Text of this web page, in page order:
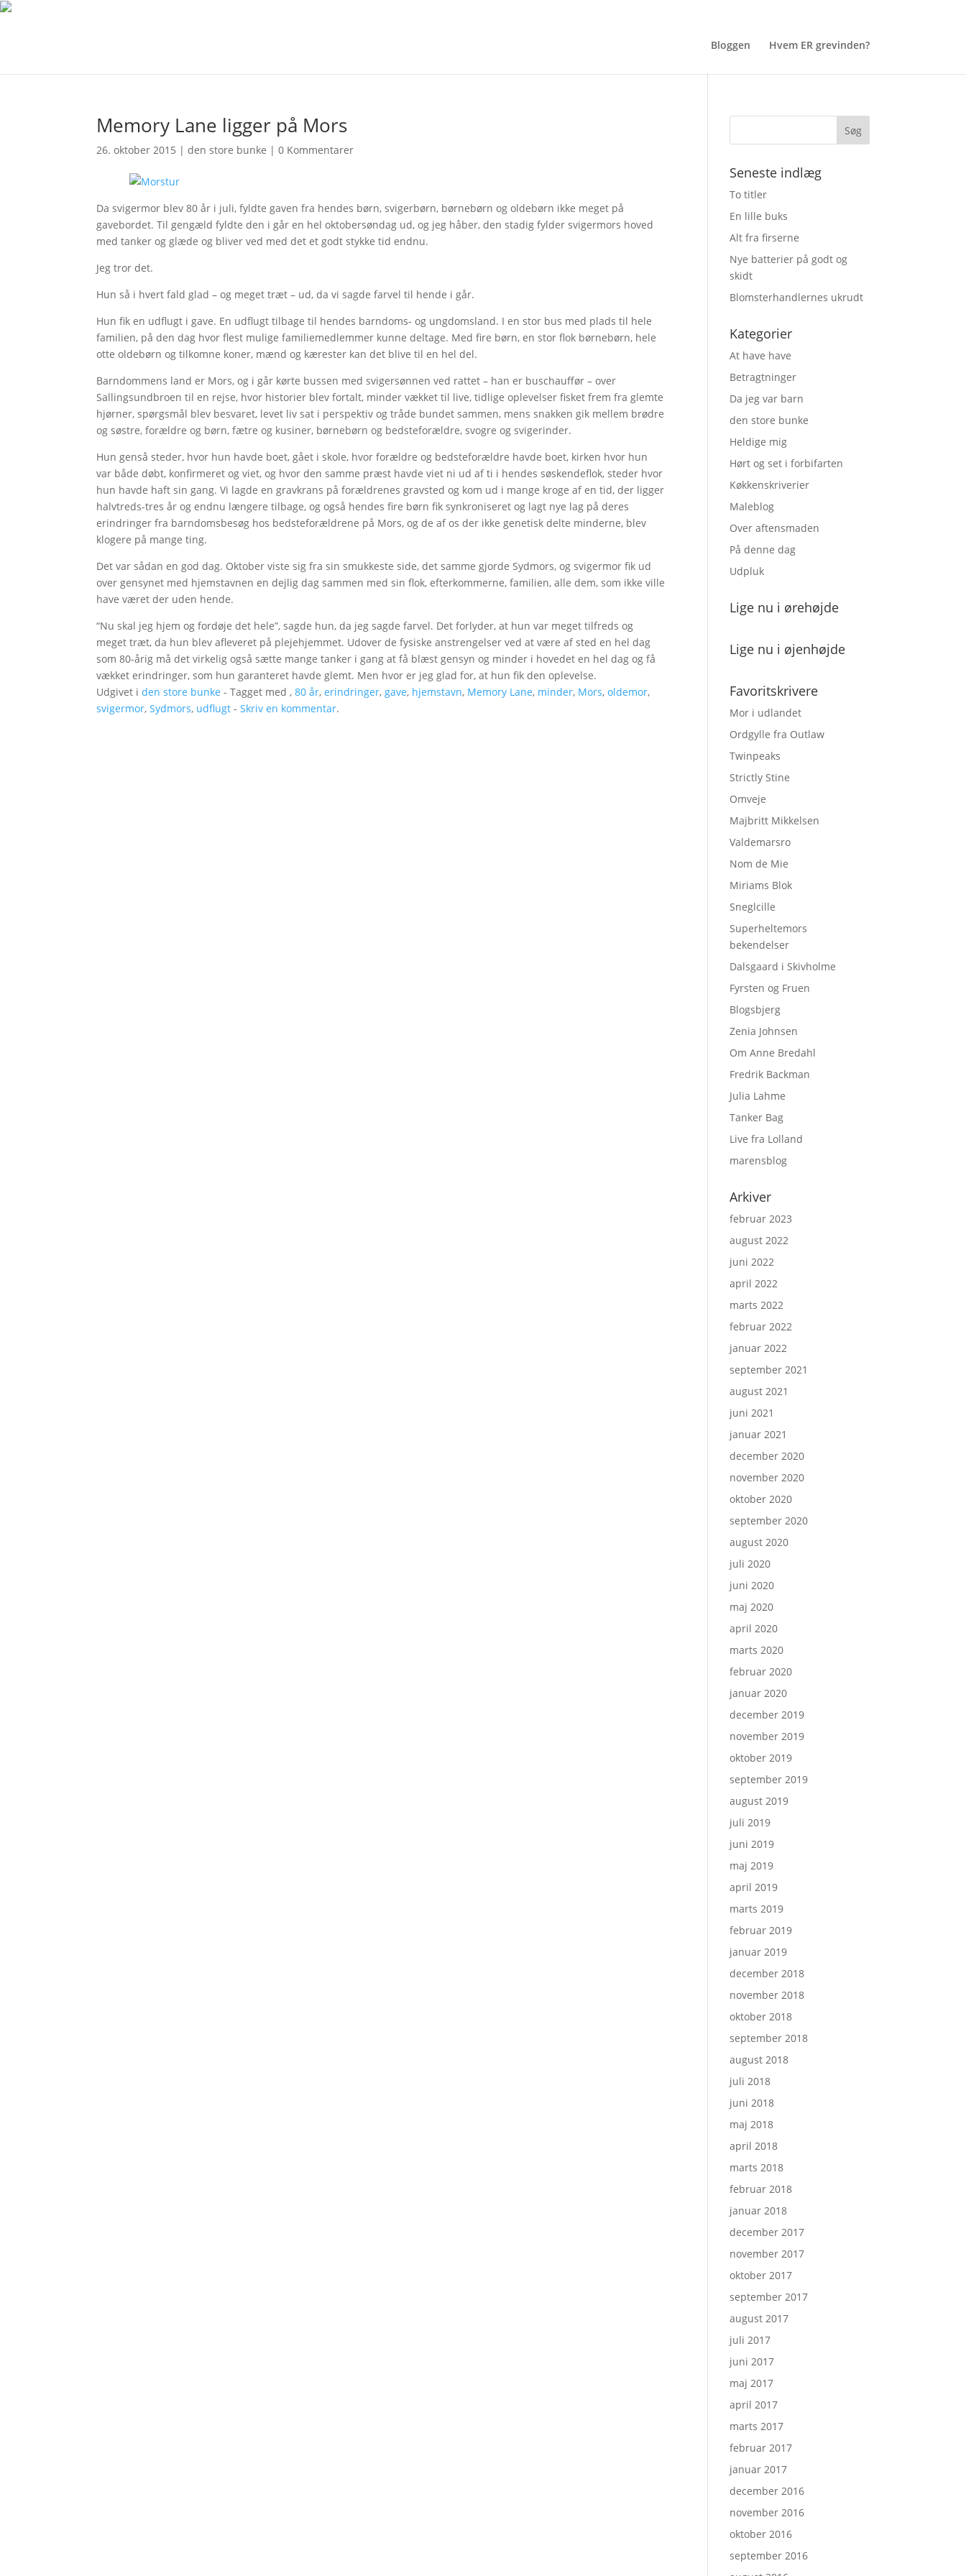
Bloggen Hvem ER grevinden?
Memory Lane ligger på Mors
26. oktober 2015 |den store bunke |0 Kommentarer
Da svigermor blev 80 år i juli, fyldte gaven fra hendes børn, svigerbørn, børnebørn og oldebørn ikke meget på
gavebordet. Til gengæld fyldte den i går en hel oktobersøndag ud, og jeg håber, den stadig fylder svigermors hoved
med tanker og glæde og bliver ved med det et godt stykke tid endnu.
Jeg tror det.
Hun så i hvert fald glad – og meget træt – ud, da vi sagde farvel til hende i går.
Hun fik en udflugt i gave. En udflugt tilbage til hendes barndoms- og ungdomsland. I en stor bus med plads til hele
familien, på den dag hvor flest mulige familiemedlemmer kunne deltage. Med fire børn, en stor flok børnebørn, hele
otte oldebørn og tilkomne koner, mænd og kærester kan det blive til en hel del.
Barndommens land er Mors, og i går kørte bussen med svigersønnen ved rattet – han er buschauffør – over
Sallingsundbroen til en rejse, hvor historier blev fortalt, minder vækket til live, tidlige oplevelser fisket frem fra glemte
hjørner, spørgsmål blev besvaret, levet liv sat i perspektiv og tråde bundet sammen, mens snakken gik mellem brødre
og søstre, forældre og børn, fætre og kusiner, børnebørn og bedsteforældre, svogre og svigerinder.
Hun genså steder, hvor hun havde boet, gået i skole, hvor forældre og bedsteforældre havde boet, kirken hvor hun
var både døbt, konfirmeret og viet, og hvor den samme præst havde viet ni ud af ti i hendes søskendeflok, steder hvor
hun havde haft sin gang. Vi lagde en gravkrans på forældrenes gravsted og kom ud i mange kroge af en tid, der ligger
halvtreds-tres år og endnu længere tilbage, og også hendes fire børn fik synkroniseret og lagt nye lag på deres
erindringer fra barndomsbesøg hos bedsteforældrene på Mors, og de af os der ikke genetisk delte minderne, blev
klogere på mange ting.
Det var sådan en god dag. Oktober viste sig fra sin smukkeste side, det samme gjorde Sydmors, og svigermor fik ud
over gensynet med hjemstavnen en dejlig dag sammen med sin flok, efterkommerne, familien, alle dem, som ikke ville
have været der uden hende.
“Nu skal jeg hjem og fordøje det hele”, sagde hun, da jeg sagde farvel. Det forlyder, at hun var meget tilfreds og
meget træt, da hun blev afleveret på plejehjemmet. Udover de fysiske anstrengelser ved at være af sted en hel dag
som 80-årig må det virkelig også sætte mange tanker i gang at få blæst gensyn og minder i hovedet en hel dag og få
vækket erindringer, som hun garanteret havde glemt. Men hvor er jeg glad for, at hun fik den oplevelse.
Udgivet iden store bunke - Tagget med ,80 år,erindringer,gave, hjemstavn, Memory Lane, minder, Mors,oldemor,
svigermor,Sydmors, udflugt -Skriv en kommentar.
Seneste indlæg
To titler
En lille buks
Alt fra firserne
Nye batterier på godt og
skidt
Blomsterhandlernes ukrudt
Kategorier
At have have
Betragtninger
Da jeg var barn
den store bunke
Heldige mig
Hørt og set i forbifarten
Køkkenskriverier
Maleblog
Over aftensmaden
På denne dag
Udpluk
Lige nu i ørehøjde
Lige nu i øjenhøjde
Favoritskrivere
Mor i udlandet
Ordgylle fra Outlaw
Twinpeaks
Strictly Stine
Omveje
Majbritt Mikkelsen
Valdemarsro
Nom de Mie
Miriams Blok
Sneglcille
Superheltemors
bekendelser
Dalsgaard i Skivholme
Fyrsten og Fruen
Blogsbjerg
Zenia Johnsen
Om Anne Bredahl
Fredrik Backman
Julia Lahme
Tanker Bag
Live fra Lolland
marensblog
Arkiver
februar 2023
august 2022
juni 2022
april 2022
marts 2022
februar 2022
januar 2022
september 2021
august 2021
juni 2021
januar 2021
december 2020
november 2020
oktober 2020
september 2020
august 2020
juli 2020
juni 2020
maj 2020
april 2020
marts 2020
februar 2020
januar 2020
december 2019
november 2019
oktober 2019
september 2019
august 2019
juli 2019
juni 2019
maj 2019
april 2019
marts 2019
februar 2019
januar 2019
december 2018
november 2018
oktober 2018
september 2018
august 2018
juli 2018
juni 2018
maj 2018
april 2018
marts 2018
februar 2018
januar 2018
december 2017
november 2017
oktober 2017
september 2017
august 2017
juli 2017
juni 2017
maj 2017
april 2017
marts 2017
februar 2017
januar 2017
december 2016
november 2016
oktober 2016
september 2016